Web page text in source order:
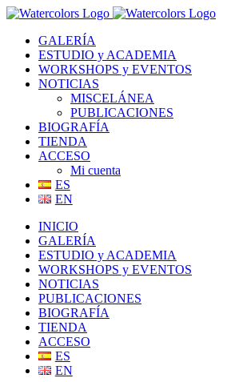
Saltar
contenidoGALERÍA
ESTUDIO y ACADEMIA
WORKSHOPS y EVENTOS
NOTICIAS
MISCELÁNEA
PUBLICACIONES
BIOGRAFÍA
TIENDA
ACCESO
Mi cuenta
ES
EN
INICIO
GALERÍA
ESTUDIO y ACADEMIA
WORKSHOPS y EVENTOS
NOTICIAS
PUBLICACIONES
BIOGRAFÍA
TIENDA
ACCESO
ES
EN